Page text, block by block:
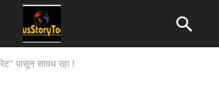
पासून सावध रहा !